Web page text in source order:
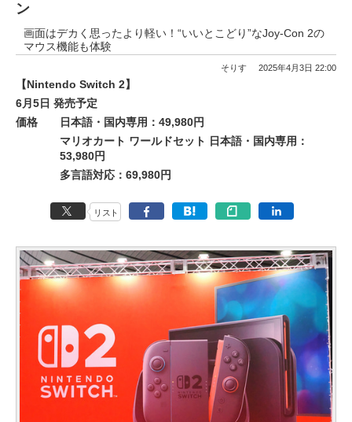
ン
画面はデカく思ったより軽い！“いいとこどり”なJoy-Con 2の
マウス機能も体験
そりす 2025年4月3日 22:00
【Nintendo Switch 2】
6月5日 発売予定
価格 日本語・国内専用：49,980円
マリオカート ワールドセット 日本語・国内専用：
53,980円
多言語対応：69,980円
リスト